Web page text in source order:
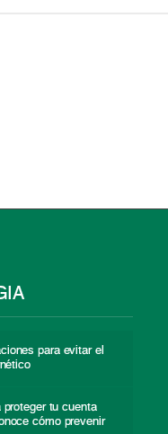
para evitar el
proteger tu cuenta
cómo prevenir